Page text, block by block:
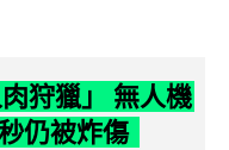
狩獵」 無人機
仍被炸傷